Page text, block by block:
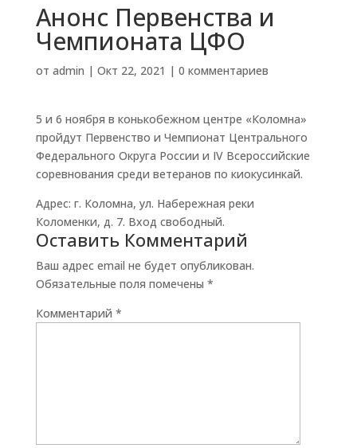
Анонс Первенства и
Чемпионата ЦФО
от admin | Окт 22, 2021 | 0 комментариев
5 и 6 ноября в конькобежном центре «Коломна»
пройдут Первенство и Чемпионат Центрального
Федерального Округа России и IV Всероссийские
соревнования среди ветеранов по киокусинкай.
Адрес: г. Коломна, ул. Набережная реки
Коломенки, д. 7. Вход свободный.
Оставить Комментарий
Ваш адрес email не будет опубликован.
Обязательные поля помечены *
Комментарий *